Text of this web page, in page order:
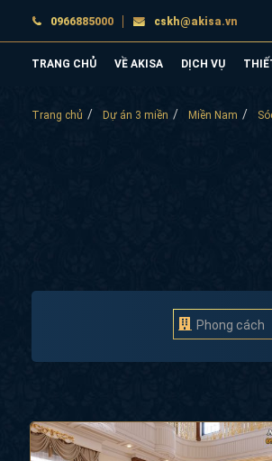
0966885000 cskh@akisa.vn
TRANG CHỦ VỀ AKISA DỊCH VỤ
Trang chủ Dự án 3 miền Miền Nam
Phong cách